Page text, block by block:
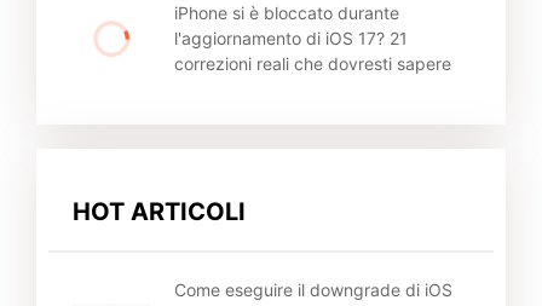
iPhone si è bloccato durante
l'aggiornamento di iOS 17? 21
correzioni reali che dovresti sapere
HOT ARTICOLI
Come eseguire il downgrade di iOS